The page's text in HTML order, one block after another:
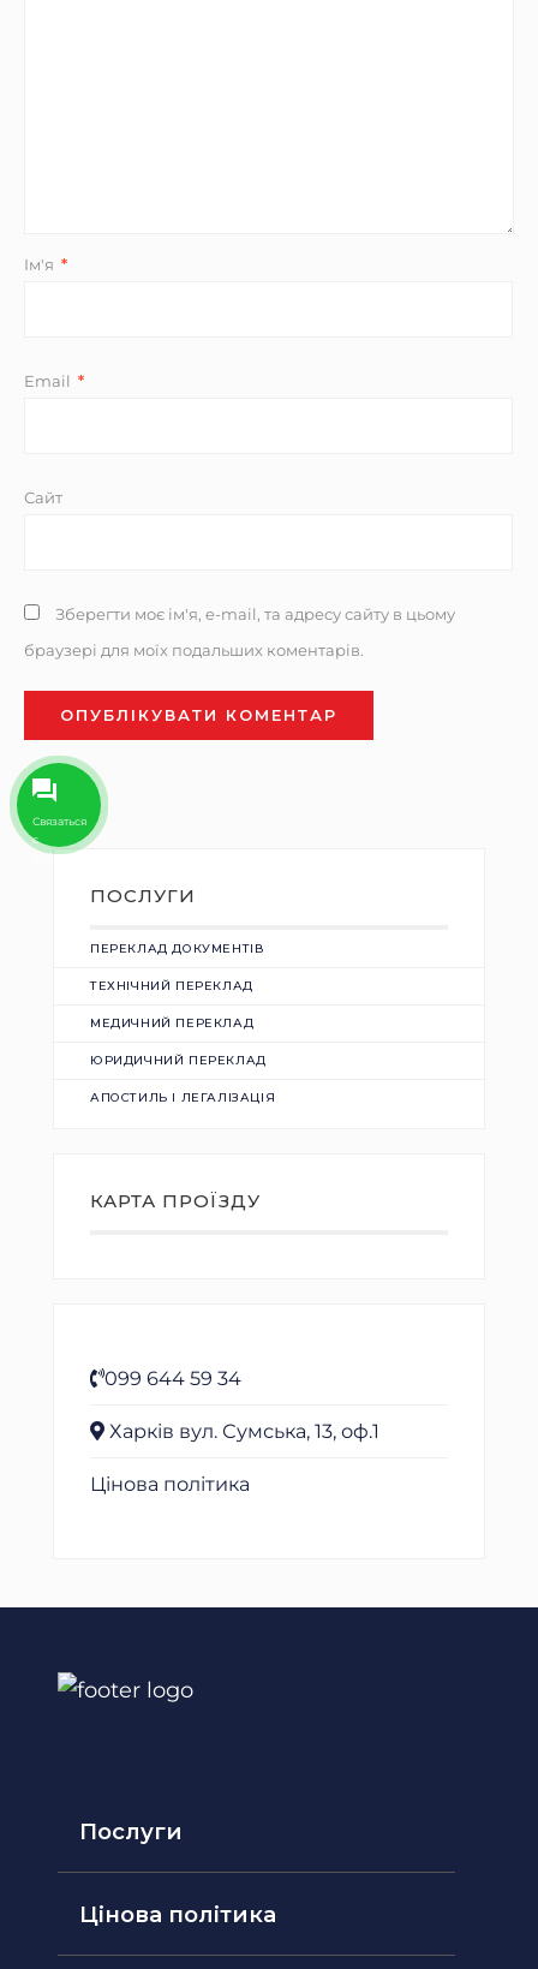
с
Ім'я *
Email *
Сайт
Зберегти моє ім'я, e-mail, та адресу сайту в цьому
браузері для моїх подальших коментарів.
ПОСЛУГИ
ПЕРЕКЛАД ДОКУМЕНТІВ
ТЕХНІЧНИЙ ПЕРЕКЛАД
МЕДИЧНИЙ ПЕРЕКЛАД
ЮРИДИЧНИЙ ПЕРЕКЛАД
АПОСТИЛЬ І ЛЕГАЛІЗАЦІЯ
КАРТА ПРОЇЗДУ
099 644 59 34
Харків вул. Сумська, 13, оф.1
Цінова політика
Послуги
Цінова політика